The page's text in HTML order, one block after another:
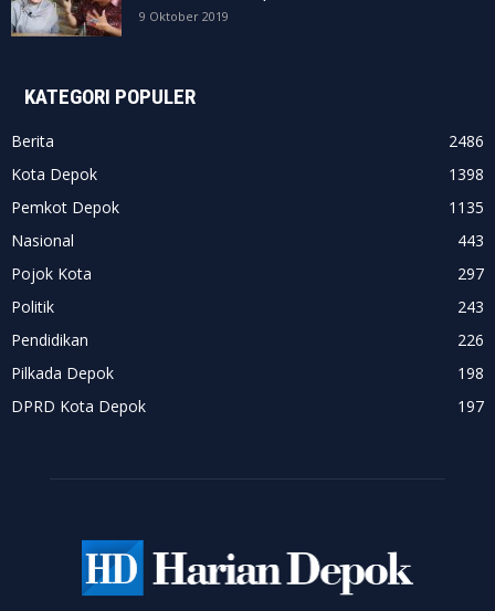
9 Oktober 2019
KATEGORI POPULER
Berita
2486
Kota Depok
1398
Pemkot Depok
1135
Nasional
443
Pojok Kota
297
Politik
243
Pendidikan
226
Pilkada Depok
198
DPRD Kota Depok
197